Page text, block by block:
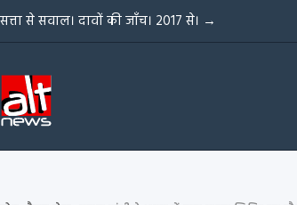
Skip to content
सत्ता से सवाल। दावों की जाँच। 2017 से। →